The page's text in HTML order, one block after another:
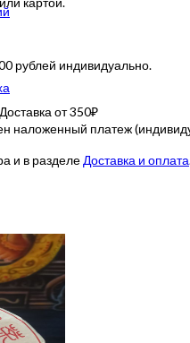
рублей индивидуально.
от 350₽
наложенный платеж
и в разделе Доставка и оплата